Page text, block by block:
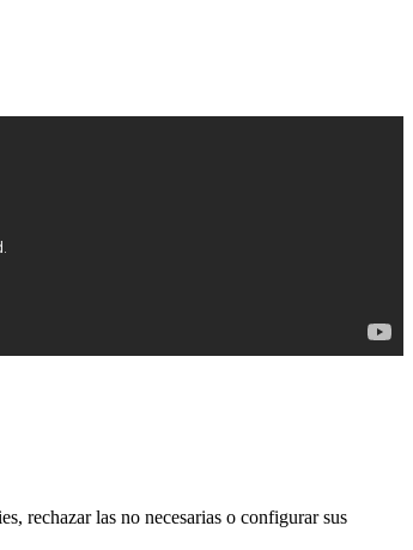
rechazar las no necesarias o configurar sus